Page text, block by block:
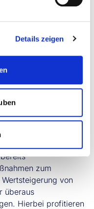
Details zeigen
ausbauen und
schaffen
Germany,
meine neue Rolle.
vorausschauendes
von zentraler
zum
von
überaus
Hierbei profitieren